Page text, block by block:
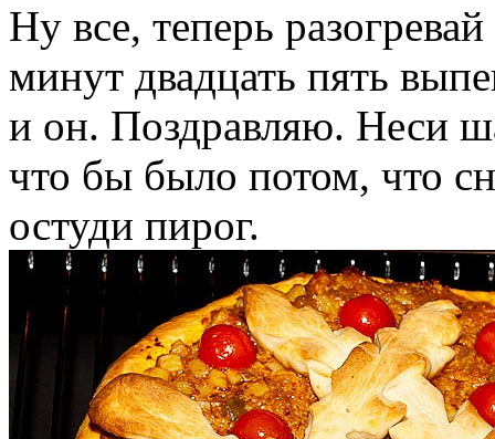
Ну все, теперь
минут двадцать пять
и он. Поздравляю. Неси
что бы было потом, что
остуди пирог.